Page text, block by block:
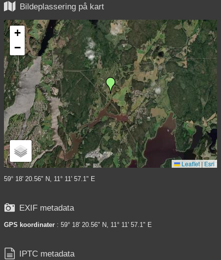
 Bildeplassering på kart
+
−
Leaflet | Esri
59° 18' 20.56" N, 11° 11' 57.1" E
 EXIF metadata
GPS koordinater : 59° 18' 20.56" N, 11° 11' 57.1" E
 IPTC metadata